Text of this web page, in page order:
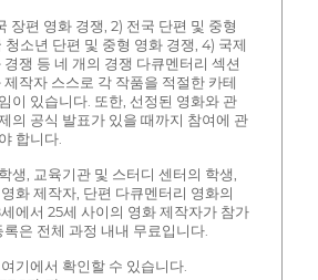
장편 영화 경쟁, 2) 전국 단편 및 중형
청소년 단편 및 중형 영화 경쟁, 4) 국제
쟁 등 네 개의 경쟁 다큐멘터리 섹션
제작자 스스로 각 작품을 적절한 카테
이 있습니다. 또한, 선정된 영화와 관
의 공식 발표가 있을 때까지 참여에 관
합니다.
생, 교육기관 및 스터디 센터의 학생,
화 제작자, 단편 다큐멘터리 영화의
에서 25세 사이의 영화 제작자가 참가
은 전체 과정 내내 무료입니다.
기에서 확인할 수 있습니다.